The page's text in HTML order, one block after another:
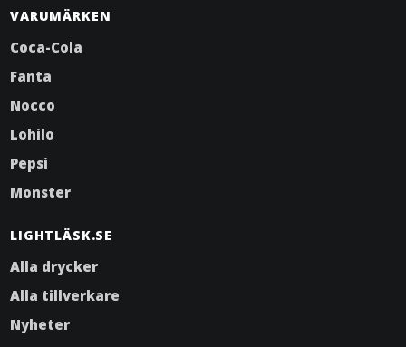
VARUMÄRKEN
Coca-Cola
Fanta
Nocco
Lohilo
Pepsi
Monster
LIGHTLÄSK.SE
Alla drycker
Alla tillverkare
Nyheter